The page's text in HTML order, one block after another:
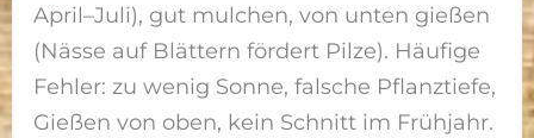
April–Juli), gut mulchen, von unten gießen
(Nässe auf Blättern fördert Pilze). Häufige
Fehler: zu wenig Sonne, falsche Pflanztiefe,
Gießen von oben, kein Schnitt im Frühjahr.